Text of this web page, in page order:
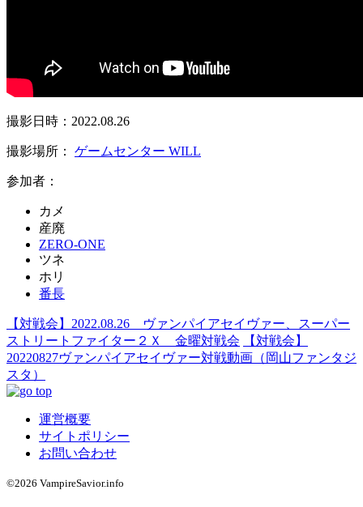
撮影日時：2022.08.26
撮影場所： ゲームセンター WILL
参加者：
カメ
産廃
ZERO-ONE
ツネ
ホリ
番長
【対戦会】2022.08.26 ヴァンパイアセイヴァー、スーパー
ストリートファイター２Ｘ 金曜対戦会
【対戦会】
20220827ヴァンパイアセイヴァー対戦動画（岡山ファンタジ
スタ）
運営概要
サイトポリシー
お問い合わせ
©2026 VampireSavior.info